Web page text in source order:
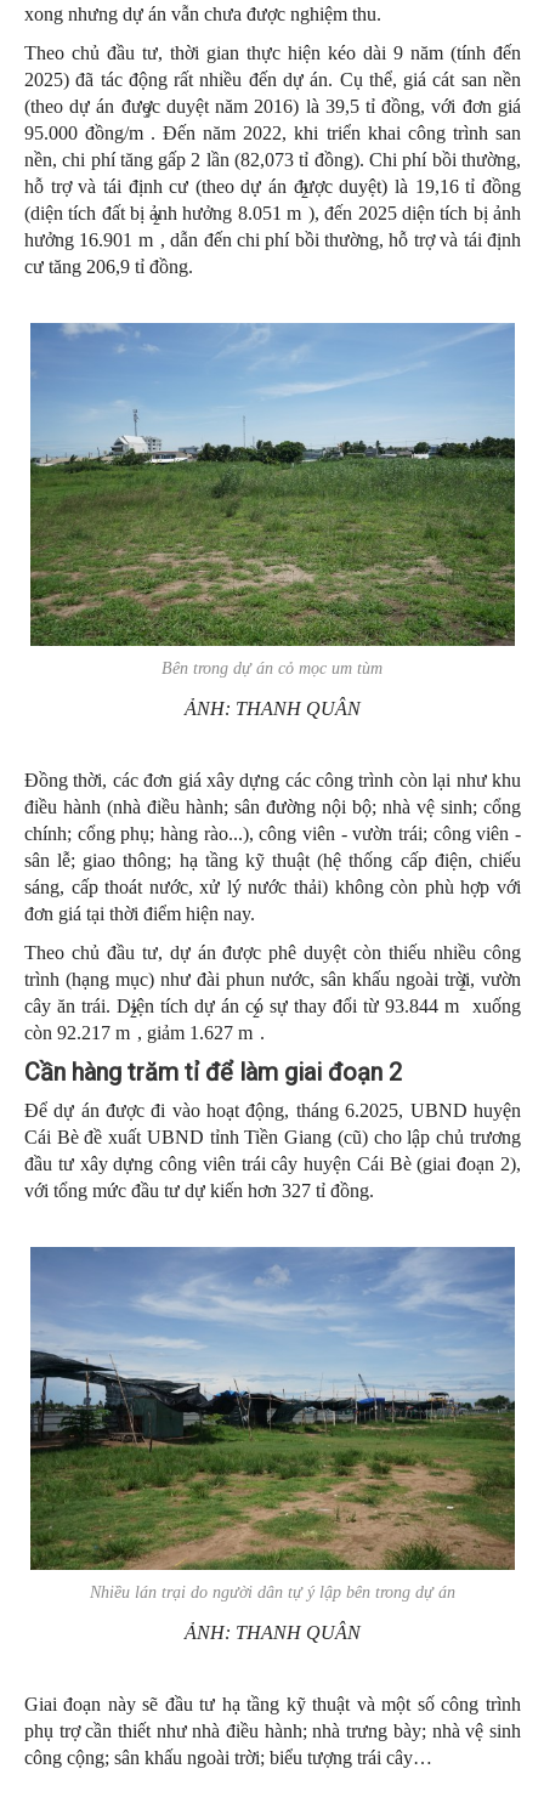
xong nhưng dự án vẫn chưa được nghiệm thu.
Theo chủ đầu tư, thời gian thực hiện kéo dài 9 năm (tính đến
2025) đã tác động rất nhiều đến dự án. Cụ thể, giá cát san nền
(theo dự án được duyệt năm 2016) là 39,5 tỉ đồng, với đơn giá
95.000 đồng/m
3
. Đến năm 2022, khi triển khai công trình san
nền, chi phí tăng gấp 2 lần (82,073 tỉ đồng). Chi phí bồi thường,
hỗ trợ và tái định cư (theo dự án được duyệt) là 19,16 tỉ đồng
(diện tích đất bị ảnh hưởng 8.051 m
2
), đến 2025 diện tích bị ảnh
hưởng 16.901 m
2
, dẫn đến chi phí bồi thường, hỗ trợ và tái định
cư tăng 206,9 tỉ đồng.
Bên trong dự án cỏ mọc um tùm
ẢNH: THANH QUÂN
Đồng thời, các đơn giá xây dựng các công trình còn lại như khu
điều hành (nhà điều hành; sân đường nội bộ; nhà vệ sinh; cổng
chính; cổng phụ; hàng rào...), công viên - vườn trái; công viên -
sân lễ; giao thông; hạ tầng kỹ thuật (hệ thống cấp điện, chiếu
sáng, cấp thoát nước, xử lý nước thải) không còn phù hợp với
đơn giá tại thời điểm hiện nay.
Theo chủ đầu tư, dự án được phê duyệt còn thiếu nhiều công
trình (hạng mục) như đài phun nước, sân khấu ngoài trời, vườn
cây ăn trái. Diện tích dự án có sự thay đổi từ 93.844 m
2
xuống
còn 92.217 m
2
, giảm 1.627 m
2
.
Cần hàng trăm tỉ để làm giai đoạn 2
Để dự án được đi vào hoạt động, tháng 6.2025, UBND huyện
Cái Bè đề xuất UBND tỉnh Tiền Giang (cũ) cho lập chủ trương
đầu tư xây dựng công viên trái cây huyện Cái Bè (giai đoạn 2),
với tổng mức đầu tư dự kiến hơn 327 tỉ đồng.
Nhiều lán trại do người dân tự ý lập bên trong dự án
ẢNH: THANH QUÂN
Giai đoạn này sẽ đầu tư hạ tầng kỹ thuật và một số công trình
phụ trợ cần thiết như nhà điều hành; nhà trưng bày; nhà vệ sinh
công cộng; sân khấu ngoài trời; biểu tượng trái cây…